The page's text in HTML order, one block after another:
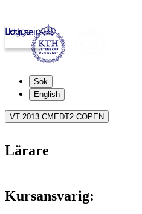
kth.se
Logga in
Sök
English
VT 2013 CMEDT2 COPEN
Lärare
Kursansvarig: